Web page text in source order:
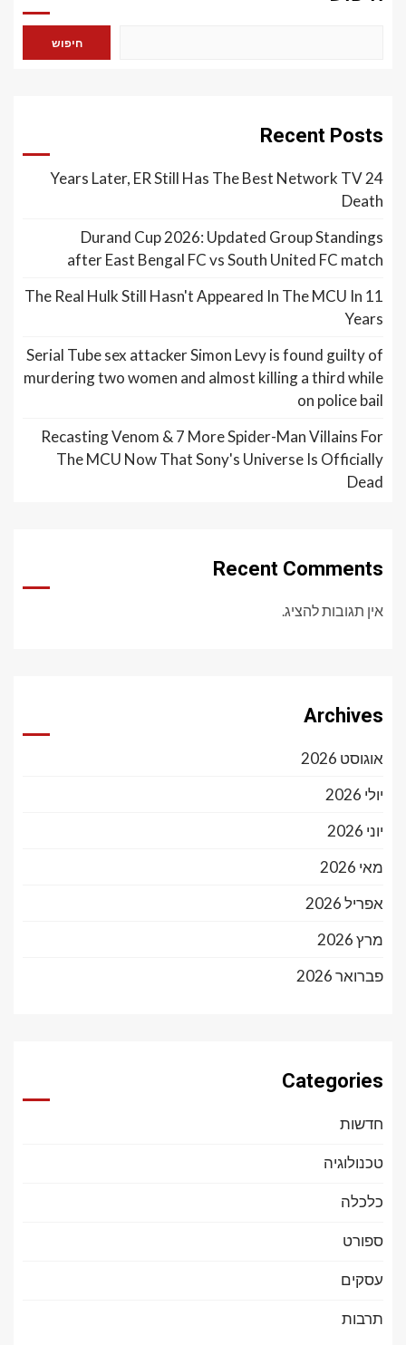
חיפוש
Recent Posts
24 Years Later, ER Still Has The Best Network TV
Death
Durand Cup 2026: Updated Group Standings
after East Bengal FC vs South United FC match
The Real Hulk Still Hasn't Appeared In The MCU In 11
Years
Serial Tube sex attacker Simon Levy is found guilty of
murdering two women and almost killing a third while
on police bail
Recasting Venom & 7 More Spider-Man Villains For
The MCU Now That Sony's Universe Is Officially
Dead
Recent Comments
אין תגובות להציג.
Archives
אוגוסט 2026
יולי 2026
יוני 2026
מאי 2026
אפריל 2026
מרץ 2026
פברואר 2026
Categories
חדשות
טכנולוגיה
כלכלה
ספורט
עסקים
תרבות